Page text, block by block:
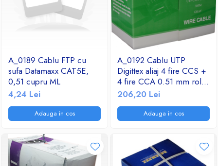
A_0189 Cablu FTP cu
sufa Datamaxx CAT5E,
0,51 cupru ML
4,24 Lei
Adauga in cos
A_0192 Cablu UTP
Digittex aliaj 4 fire CCS +
4 fire CCA 0.51 mm rola
305 metri
206,20 Lei
Adauga in cos